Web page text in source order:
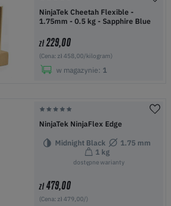
NinjaTek Cheetah Flexible -
1.75mm - 0.5 kg - Sapphire Blue
zł229,00
(Cena: zł 458,00/kilogram)
w magazynie: 1
NinjaTek NinjaFlex Edge
Midnight Black
1.75 mm
1 kg
dostępne warianty
zł479,00
(Cena: zł 479,00/)